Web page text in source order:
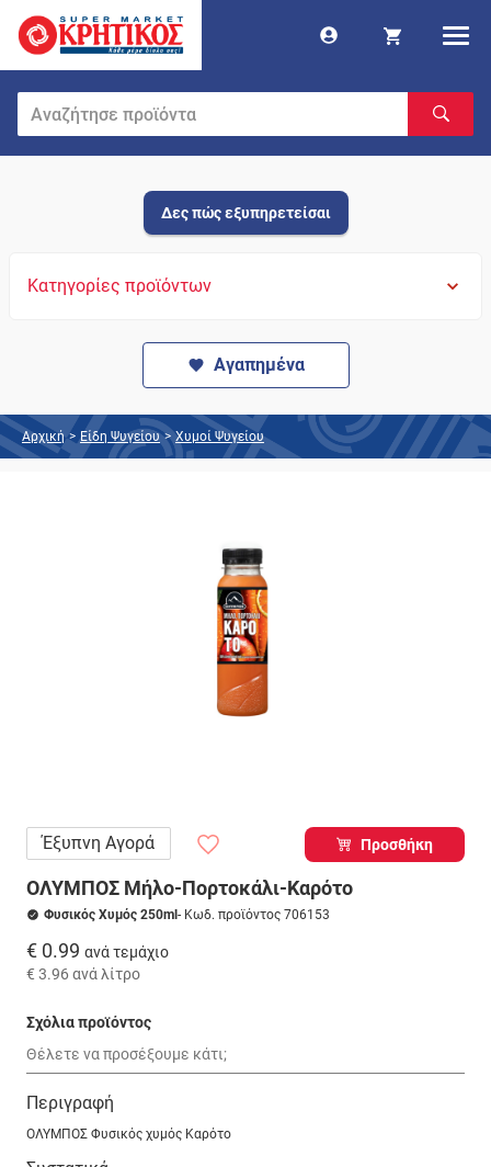
Δες πώς εξυπηρετείσαι
Κατηγορίες προϊόντων
Αγαπημένα
Αρχική > Είδη Ψυγείου > Χυμοί Ψυγείου
Έξυπνη Αγορά Προσθήκη
ΟΛΥΜΠΟΣ Μήλο-Πορτοκάλι-Καρότο
Φυσικός Χυμός 250ml - Κωδ. προϊόντος 706153
€ 0.99 ανά τεμάχιο
€ 3.96 ανά λίτρο
Σχόλια προϊόντος
Περιγραφή
ΟΛΥΜΠΟΣ Φυσικός χυμός Καρότο